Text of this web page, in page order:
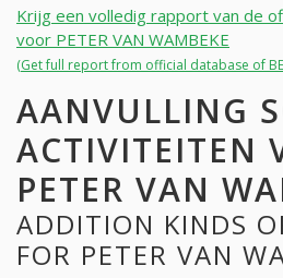
Krijg een volledig rapport van de
voor PETER VAN WAMBEKE
(Get full report from official database of BE
AANVULLING
ACTIVITEITEN
PETER VAN
ADDITION KINDS
FOR PETER VAN